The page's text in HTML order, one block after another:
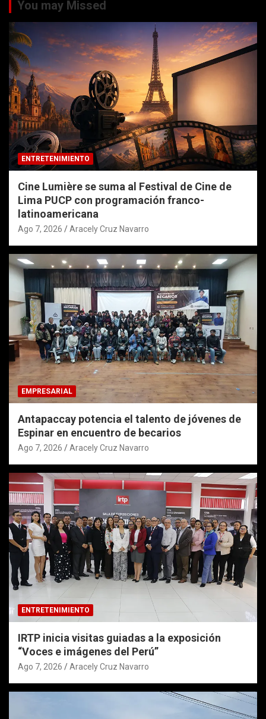
You may Missed
ENTRETENIMIENTO
Cine Lumière se suma al Festival de Cine de
Lima PUCP con programación franco-
latinoamericana
Ago 7, 2026 Aracely Cruz Navarro
EMPRESARIAL
Antapaccay potencia el talento de jóvenes de
Espinar en encuentro de becarios
Ago 7, 2026 Aracely Cruz Navarro
ENTRETENIMIENTO
IRTP inicia visitas guiadas a la exposición
“Voces e imágenes del Perú”
Ago 7, 2026 Aracely Cruz Navarro